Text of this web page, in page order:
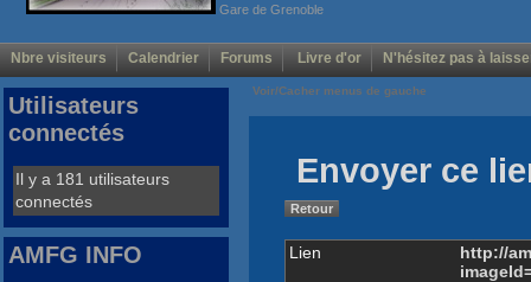
Gare de Grenoble
Nbre visiteurs Calendrier Forums Livre d'or N'hésitez pas à
Voir/Cacher menus de gauche
Envoyer ce
Retour
Lien
http://
Utilisateurs
connectés
Il y a 181 utilisateurs
connectés
AMFG INFO